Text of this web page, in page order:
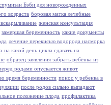
Бэби для новорожденных
возраста боровая матка лечебные
женская консультация
замершая беременность какие документы
лечение перекисью водорода насморка
на какой день цикла сдавать на
образец заявления забрать ребёнка из
родами опускается живот
время беременности понос у ребенка в
после родов сильно выпадают
положение плода профилактика